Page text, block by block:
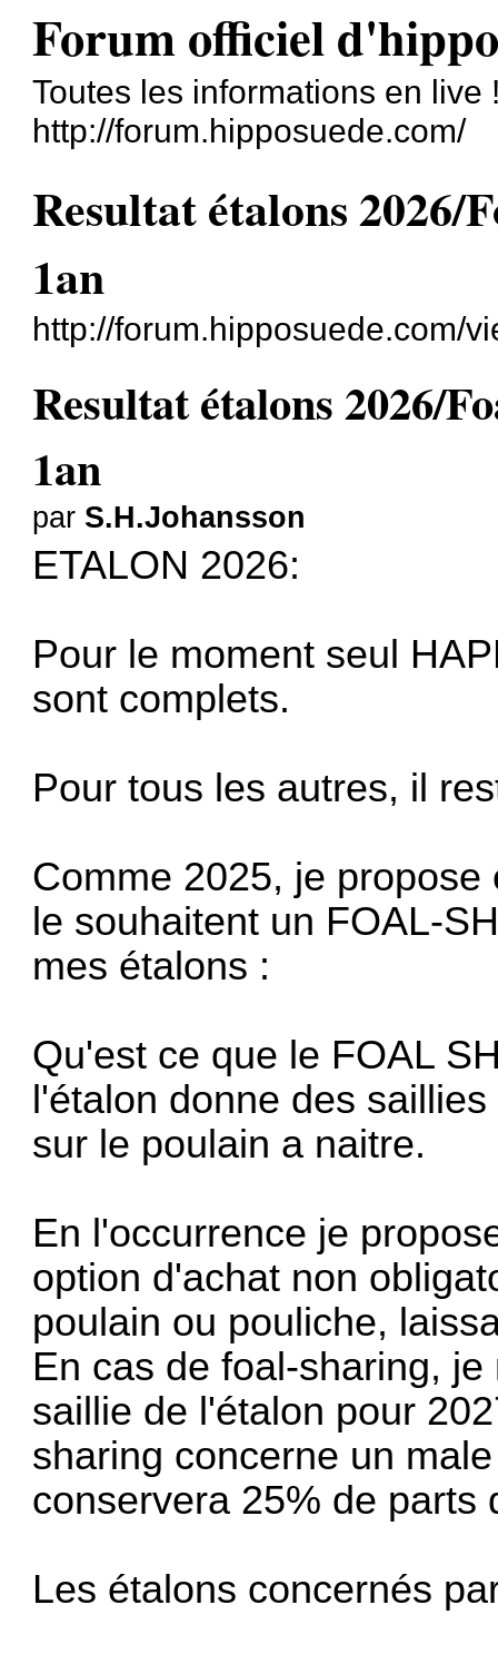
Forum officiel
Toutes les informations en live
http://forum.hipposuede.com/
Resultat étalons 2026/
1an
http://forum.hipposuede.com/
Resultat étalons 2026/
1an
par S.H.Johansson
ETALON 2026:
Pour le moment seul
sont complets.
Pour tous les autres, il
Comme 2025, je
le souhaitent un FOAL-
mes étalons :
Qu'est ce que le FOAL
l'étalon donne des
sur le poulain a naitre.
En l'occurrence je
option d'achat non
poulain ou pouliche,
En cas de foal-sharing,
saillie de l'étalon pour
sharing concerne un
conservera 25% de parts
Les étalons concernés